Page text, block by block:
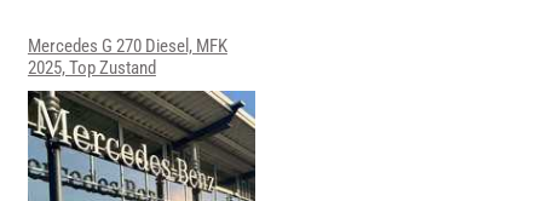
Mercedes G 270 Diesel, MFK
2025, Top Zustand